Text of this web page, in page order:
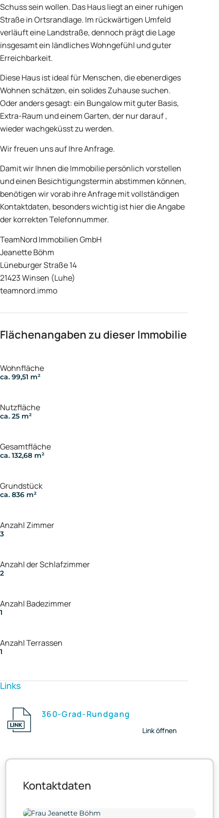
Schuss sein wollen. Das Haus liegt an einer ruhigen
Straße in Ortsrandlage. Im rückwärtigen Umfeld
verläuft eine Landstraße, dennoch prägt die Lage
insgesamt ein ländliches Wohngefühl und guter
Erreichbarkeit.
Diese Haus ist ideal für Menschen, die ebenerdiges
Wohnen schätzen, ein solides Zuhause suchen.
Oder anders gesagt: ein Bungalow mit guter Basis,
Extra-Raum und einem Garten, der nur darauf ,
wieder wachgeküsst zu werden.
Wir freuen uns auf Ihre Anfrage.
Damit wir Ihnen die Immobilie persönlich vorstellen
und einen Besichtigungstermin abstimmen können,
benötigen wir vorab ihre Anfrage mit vollständigen
Kontaktdaten, besonders wichtig ist hier die Angabe
der korrekten Telefonnummer.
TeamNord Immobilien GmbH
Jeanette Böhm
Lüneburger Straße 14
21423 Winsen (Luhe)
teamnord.immo
Flächenangaben zu dieser Immobilie
Wohnfläche
ca. 99,51 m²
Nutzfläche
ca. 25 m²
Gesamtfläche
ca. 132,68 m²
Grundstück
ca. 836 m²
Anzahl Zimmer
3
Anzahl der Schlafzimmer
2
Anzahl Badezimmer
1
Anzahl Terrassen
1
Links
360-Grad-Rundgang
Link öffnen
Kontaktdaten